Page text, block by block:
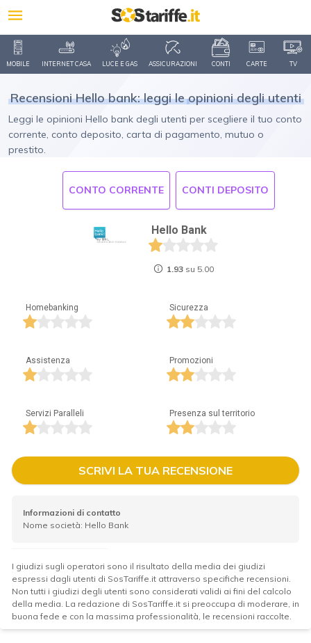
MOBILE INTERNET CASA LUCE E GAS ASSICURAZIONI CONTI CARTE TV
Recensioni Hello bank: leggi le opinioni degli utenti
Leggi le opinioni Hello bank degli utenti per scegliere il tuo conto
corrente, conto deposito, carta di pagamento, mutuo o
prestito.
CONTO CORRENTE CONTI DEPOSITO
Hello Bank
1.93 su 5.00
Homebanking Sicurezza
Assistenza Promozioni
Servizi Paralleli Presenza sul territorio
SCRIVI LA TUA RECENSIONE
Informazioni di contatto
Nome società: Hello Bank
I giudizi sugli operatori sono il risultato della media dei giudizi
espressi dagli utenti di SosTariffe.it attraverso specifiche recensioni.
Non tutti i giudizi degli utenti sono considerati validi ai fini del calcolo
della media. La redazione di SosTariffe.it si preoccupa di moderare, in
buona fede e con la massima professionalità, le recensioni raccolte.